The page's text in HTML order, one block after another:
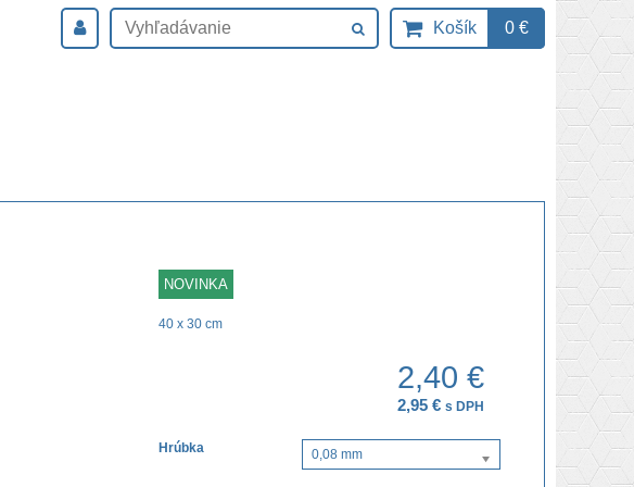
Košík 0 €
NOVINKA
40 x 30 cm
2,40 €
2,95 € s DPH
Hrúbka 0,08 mm